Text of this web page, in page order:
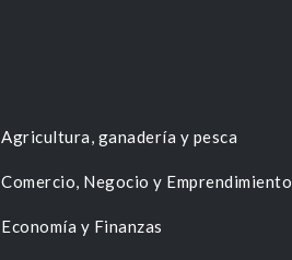
Agricultura, ganadería y pesca
Comercio, Negocio y Emprendimiento
Economía y Finanzas